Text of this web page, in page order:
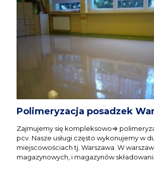
Polimeryzacja posadzek
Zajmujemy się kompleksowo⇒
pcv. Nasze usługi często wykonujemy w
miejscowościach tj. Warszawa. W
magazynowych, i magazynów